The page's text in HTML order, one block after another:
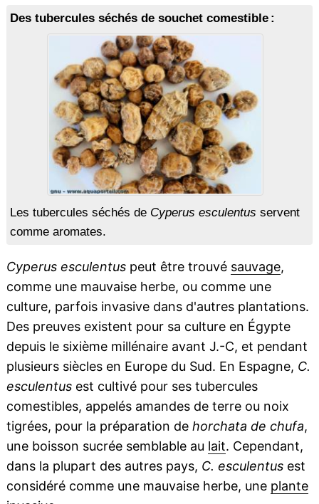
Des tubercules séchés de souchet comestible :
Les tubercules séchés de Cyperus esculentus servent
comme aromates.
Cyperus esculentuspeut être trouvé sauvage,
comme une mauvaise herbe, ou comme une
culture, parfois invasive dans d'autres plantations.
Des preuves existent pour sa culture en Égypte
depuis le sixième millénaire avant J.-C, et pendant
plusieurs siècles en Europe du Sud. En Espagne, C.
esculentusest cultivé pour ses tubercules
comestibles, appelés amandes de terre ou noix
tigrées, pour la préparation de horchata de chufa,
une boisson sucrée semblable au lait. Cependant,
dans la plupart des autres pays, C. esculentusest
considéré comme une mauvaise herbe, une plante